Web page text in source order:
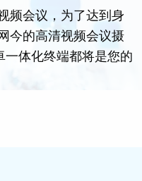
频会议，为了达到身
今的高清视频会议摄
体化终端都将是您的